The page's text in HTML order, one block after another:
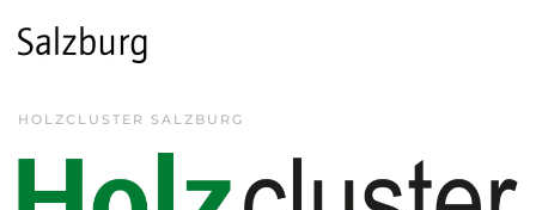
HOLZCLUSTER SALZBURG